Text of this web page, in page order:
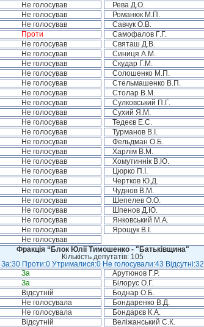
Не голосував Рева Д.О.
Не голосував Романюк М.П.
Не голосував Савчук О.В.
Проти Самофалов Г.Г.
Не голосував Святаш Д.В.
Не голосував Синиця А.М.
Не голосував Скудар Г.М.
Не голосував Солошенко М.П.
Не голосував Стельмашенко В.П.
Не голосував Столар В.М.
Не голосував Сулковський П.Г.
Не голосував Сухий Я.М.
Не голосував Тедеєв Е.С.
Не голосував Турманов В.І.
Не голосував Фельдман О.Б.
Не голосував Харлім В.М.
Не голосував Хомутиннік В.Ю.
Не голосував Цюрко П.І.
Не голосував Чертков Ю.Д.
Не голосував Чуднов В.М.
Не голосував Шепелев О.О.
Не голосував Шпенов Д.Ю.
Не голосував Янковський М.А.
Не голосував Ярощук В.І.
Не голосував
Фракція “Блок Юлії Тимошенко - "Батьківщина"
Кількість депутатів: 105
За:30 Проти:0 Утрималися:0 Не голосували:43 Відсутні:32
За Арутюнов Г.Р.
За Білорус О.Г.
Відсутній Боднар О.Б.
Не голосувала Бондаренко В.Д.
Не голосувала Бондарєв К.А.
Відсутній Веліжанський С.К.